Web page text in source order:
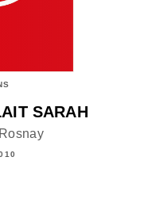
SARAH